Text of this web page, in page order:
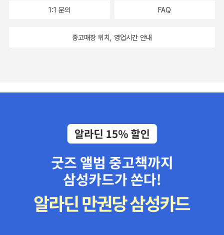
거? 차후, 알파 포식자는 AI가 될 것이고, 그 AI는 변화 가능성이 있
다. 모든 낡은 것들도 한 때는 새로운 것이었다. (Every old thing w
as once new. p. 393) AI는 인간이 만든 새로운 지능이지만 언젠
가 잘 길들여진 낡은 것이 될 것이고, 우리는 더 아름다운 세상을 만들
수 있다는 희망을 던지고 있다. 역사의 유일한 상수는 변화이다(The
only constant of history is change. p. 400)라는 멋진 말로 긍
정적 변화를 암시한다. 결국, 열쇠는 인간의 손에 달려 있다는 말이 아
나의 '진짜' <읽고 있어요>는 3일 이내에 펼쳐 본 책으로만 한정하기
서운한 마음에 책을 샀다. 딱 두 권만 샀다. 내가 그렇게 소박한 사람
1:1 문의 FAQ
중고매장 위치, 영업시간 안내